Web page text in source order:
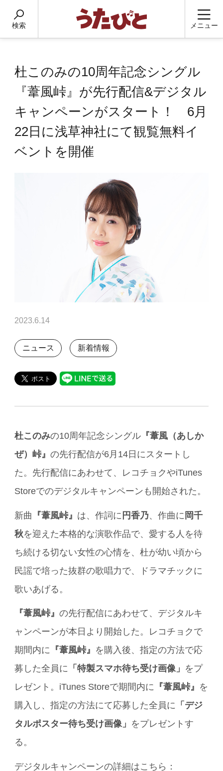
検索 メニュー
杜このみの10周年記念シングル
『葦風峠』が先行配信&デジタル
キャンペーンがスタート！ 6月
22日に浅草神社にて観覧無料イ
ベントを開催
2023.6.14
ニュース 新着情報
杜このみの10周年記念シングル 『葦風（あしか
ぜ）峠』の先行配信が6月14日にスタートし
た。先行配信にあわせて、レコチョクやiTunes
Storeでのデジタルキャンペーンも開始された。
新曲 『葦風峠』 は、作詞に 円香乃、作曲に 岡千
秋を迎えた本格的な演歌作品で、愛する人を待
ち続ける切ない女性の心情を、杜が幼い頃から
民謡で培った抜群の歌唱力で、ドラマチックに
歌いあげる。
『葦風峠』の先行配信にあわせて、デジタルキ
ャンペーンが本日より開始した。レコチョクで
期間内に 『葦風峠』 を購入後、指定の方法で応
募した全員に 「特製スマホ待ち受け画像」 をプ
レゼント。iTunes Storeで期間内に 『葦風峠』 を
購入し、指定の方法にて応募した全員に 「デジ
タルポスター待ち受け画像」 をプレゼントす
る。
デジタルキャンペーンの詳細はこちら：